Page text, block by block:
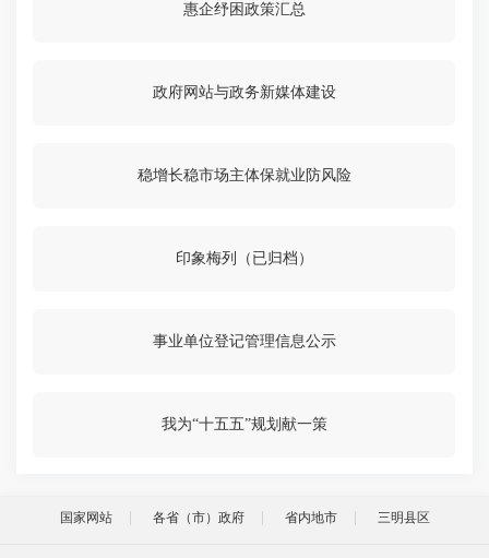
惠企纾困政策汇总
政府网站与政务新媒体建设
稳增长稳市场主体保就业防风险
印象梅列（已归档）
事业单位登记管理信息公示
我为“十五五”规划献一策
国家网站 各省（市）政府 省内地市 三明县区